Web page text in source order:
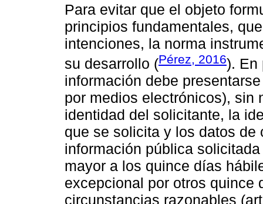
Para evitar que el objeto
principios fundamentales,
intenciones, la norma
su desarrollo (Pérez, 2016). En
información debe
por medios electrónicos), sin
identidad del solicitante, la
que se solicita y los datos de
información pública
mayor a los quince días
excepcional por otros quince
circunstancias razonables